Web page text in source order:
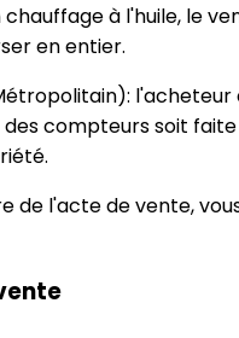
à l'huile,
en entier.
compteurs soit
de l'acte de vente,